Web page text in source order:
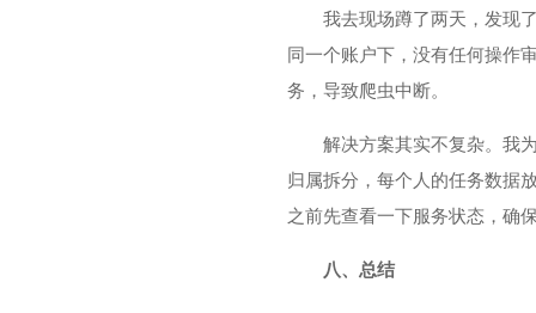
我去现场蹲了两天，发现
同一个账户下，没有任何操作
务，导致爬虫中断。
解决方案其实不复杂。我
归属拆分，每个人的任务数据
之前先查看一下服务状态，确
八、总结